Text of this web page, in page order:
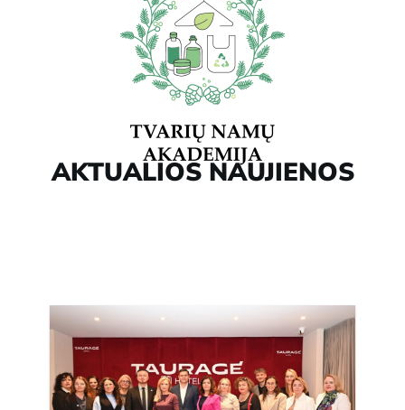
AKTUALIOS NAUJIENOS